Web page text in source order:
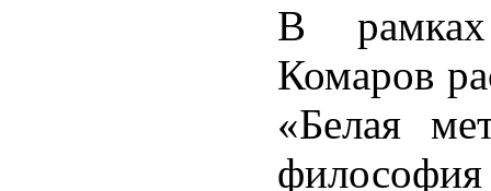
В
Комаров
«Белая